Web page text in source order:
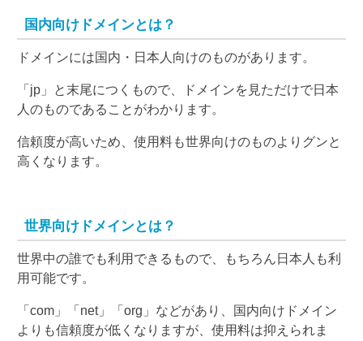
国内向けドメインとは？
ドメインには国内・日本人向けのものがあります。
「jp」と末尾につくもので、ドメインを見ただけで日本
人のものであることがわかります。
信頼度が高いため、使用料も世界向けのものよりグンと
高くなります。
世界向けドメインとは？
世界中の誰でも利用できるもので、もちろん日本人も利
用可能です。
「com」「net」「org」などがあり、国内向けドメイン
よりも信頼度が低くなりますが、使用料は抑えられま